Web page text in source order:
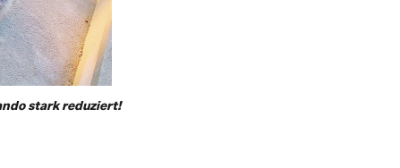
stark reduziert!